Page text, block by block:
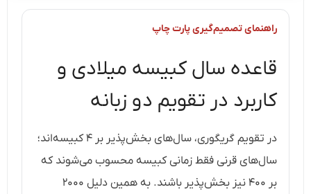
راهنمای تصمیم‌گیری پارت چاپ
قاعده سال کبیسه میلادی و
کاربرد در تقویم دو زبانه
در تقویم گریگوری، سال‌های بخش‌پذیر بر ۴ کبیسه‌اند؛
سال‌های قرنی فقط زمانی کبیسه محسوب می‌شوند که
بر ۴۰۰ نیز بخش‌پذیر باشند. به همین دلیل ۲۰۰۰